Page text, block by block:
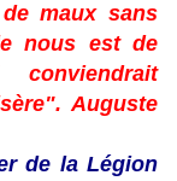
maux sans
nous est de
Auguste
de la Légion